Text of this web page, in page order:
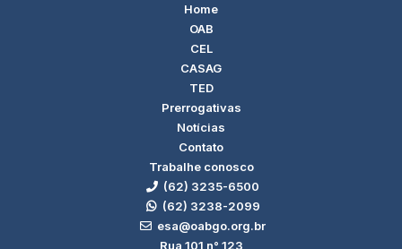
Home
OAB
CEL
CASAG
TED
Prerrogativas
Notícias
Contato
Trabalhe conosco
(62) 3235-6500
(62) 3238-2099
esa@oabgo.org.br
Rua 101 n° 123